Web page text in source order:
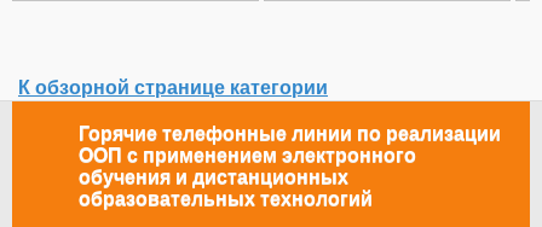
К обзорной странице категории
Горячие телефонные линии по реализации
ООП с применением электронного
обучения и дистанционных
образовательных технологий